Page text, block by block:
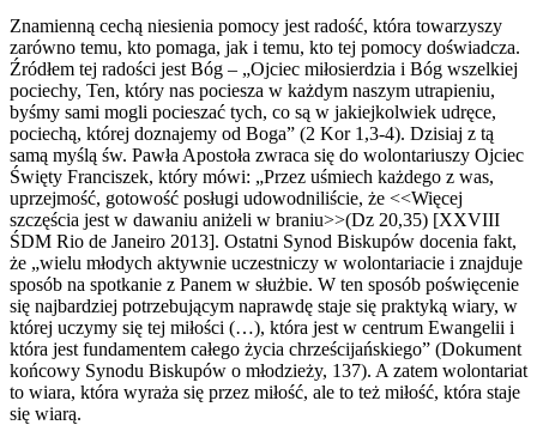
Znamienną cechą niesienia pomocy jest radość, która towarzyszy
zarówno temu, kto pomaga, jak i temu, kto tej pomocy doświadcza.
Źródłem tej radości jest Bóg – „Ojciec miłosierdzia i Bóg wszelkiej
pociechy, Ten, który nas pociesza w każdym naszym utrapieniu,
byśmy sami mogli pocieszać tych, co są w jakiejkolwiek udręce,
pociechą, której doznajemy od Boga” (2 Kor 1,3-4). Dzisiaj z tą
samą myślą św. Pawła Apostoła zwraca się do wolontariuszy Ojciec
Święty Franciszek, który mówi: „Przez uśmiech każdego z was,
uprzejmość, gotowość posługi udowodniliście, że <<Więcej
szczęścia jest w dawaniu aniżeli w braniu>>(Dz 20,35) [XXVIII
ŚDM Rio de Janeiro 2013]. Ostatni Synod Biskupów docenia fakt,
że „wielu młodych aktywnie uczestniczy w wolontariacie i znajduje
sposób na spotkanie z Panem w służbie. W ten sposób poświęcenie
się najbardziej potrzebującym naprawdę staje się praktyką wiary, w
której uczymy się tej miłości (…), która jest w centrum Ewangelii i
która jest fundamentem całego życia chrześcijańskiego” (Dokument
końcowy Synodu Biskupów o młodzieży, 137). A zatem wolontariat
to wiara, która wyraża się przez miłość, ale to też miłość, która staje
się wiarą.